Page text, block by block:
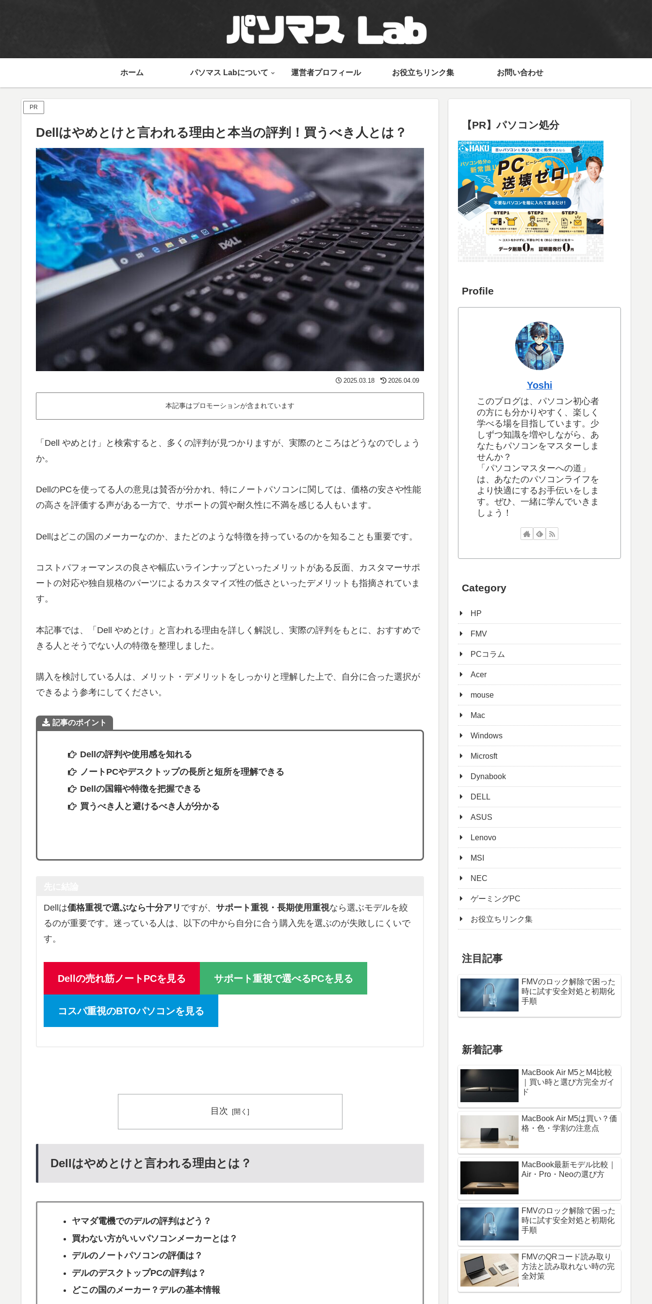
ホーム パソマス Labについて 運営者プロフィール お役立ちリンク集 お問い合わせ
PR
Dellはやめとけと言われる理由と本当の評判！買うべき人とは？
2025.03.18 2026.04.09
本記事はプロモーションが含まれています
「Dell やめとけ」と検索すると、多くの評判が見つかりますが、実際のところはどうなのでしょう
か。
DellのPCを使ってる人の意見は賛否が分かれ、特にノートパソコンに関しては、価格の安さや性能
の高さを評価する声がある一方で、サポートの質や耐久性に不満を感じる人もいます。
Dellはどこの国のメーカーなのか、またどのような特徴を持っているのかを知ることも重要です。
コストパフォーマンスの良さや幅広いラインナップといったメリットがある反面、カスタマーサポ
ートの対応や独自規格のパーツによるカスタマイズ性の低さといったデメリットも指摘されていま
す。
本記事では、「Dell やめとけ」と言われる理由を詳しく解説し、実際の評判をもとに、おすすめで
きる人とそうでない人の特徴を整理しました。
購入を検討している人は、メリット・デメリットをしっかりと理解した上で、自分に合った選択が
できるよう参考にしてください。
記事のポイント
Dellの評判や使用感を知れる
ノートPCやデスクトップの長所と短所を理解できる
Dellの国籍や特徴を把握できる
買うべき人と避けるべき人が分かる
Dellは価格重視で選ぶなら十分アリ ですが、サポート重視・長期使用重視なら選ぶモデルを絞
るのが重要です。迷っている人は、以下の中から自分に合う購入先を選ぶのが失敗しにくいで
す。
Dellの売れ筋ノートPCを見る サポート重視で選べるPCを見る
コスパ重視のBTOパソコンを見る
目次
Dellはやめとけと言われる理由とは？
ヤマダ電機でのデルの評判はどう？
買わない方がいいパソコンメーカーとは？
デルのノートパソコンの評価は？
デルのデスクトップPCの評判は？
どこの国のメーカー？デルの基本情報
【PR】パソコン処分
Profile
Yoshi
このブログは、パソコン初心者
の方にも分かりやすく、楽しく
学べる場を目指しています。少
しずつ知識を増やしながら、あ
なたもパソコンをマスターしま
せんか？
「パソコンマスターへの道」
は、あなたのパソコンライフを
より快適にするお手伝いをしま
す。ぜひ、一緒に学んでいきま
しょう！
Category
HP
FMV
PCコラム
Acer
mouse
Mac
Windows
Microsft
Dynabook
DELL
ASUS
Lenovo
MSI
NEC
ゲーミングPC
お役立ちリンク集
注目記事
FMVのロック解除で困った
時に試す安全対処と初期化
手順
新着記事
MacBook Air M5とM4比較
｜買い時と選び方完全ガイ
ド
MacBook Air M5は買い？価
格・色・学割の注意点
MacBook最新モデル比較｜
Air・Pro・Neoの選び方
FMVのロック解除で困った
時に試す安全対処と初期化
手順
FMVのQRコード読み取り
方法と読み取れない時の完
全対策